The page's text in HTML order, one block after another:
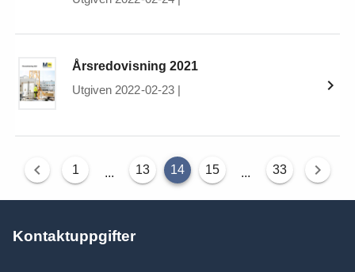
Årsredovisning 2021
Utgiven 2022-02-23 |
1 ... 13 14 15 ... 33
Kontaktuppgifter